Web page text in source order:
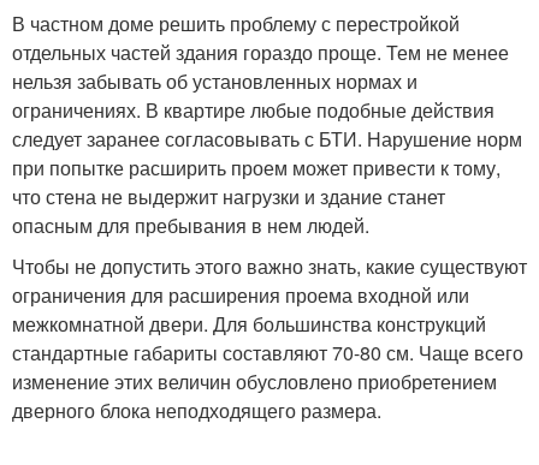
В частном доме решить проблему с перестройкой
отдельных частей здания гораздо проще. Тем не менее
нельзя забывать об установленных нормах и
ограничениях. В квартире любые подобные действия
следует заранее согласовывать с БТИ. Нарушение норм
при попытке расширить проем может привести к тому,
что стена не выдержит нагрузки и здание станет
опасным для пребывания в нем людей.
Чтобы не допустить этого важно знать, какие существуют
ограничения для расширения проема входной или
межкомнатной двери. Для большинства конструкций
стандартные габариты составляют 70-80 см. Чаще всего
изменение этих величин обусловлено приобретением
дверного блока неподходящего размера.